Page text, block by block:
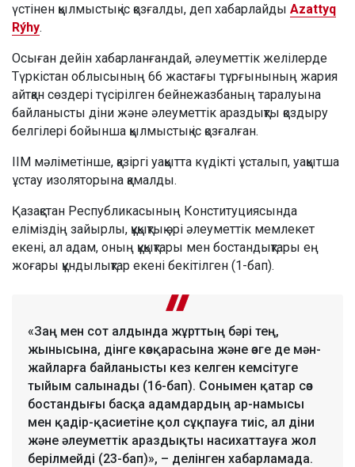
үстінен қылмыстық іс қозғалды, деп хабарлайды Azattyq
Rýhy.
Осыған дейін хабарланғандай, әлеуметтік желілерде
Түркістан облысының 66 жастағы тұрғынының жария
айтқан сөздері түсірілген бейнежазбаның таралуына
байланысты діни және әлеуметтік араздықты қоздыру
белгілері бойынша қылмыстық іс қозғалған.
ІІМ мәліметінше, қазіргі уақытта күдікті ұсталып, уақытша
ұстау изоляторына қамалды.
Қазақстан Республикасының Конституциясында
еліміздің зайырлы, құқықтық әрі әлеуметтік мемлекет
екені, ал адам, оның құқықтары мен бостандықтары ең
жоғары құндылықтар екені бекітілген (1-бап).
«Заң мен сот алдында жұрттың бәрі тең,
жынысына, дінге көзқарасына және өзге де мән-
жайларға байланысты кез келген кемсітуге
тыйым салынады (16-бап). Сонымен қатар сөз
бостандығы басқа адамдардың ар-намысы
мен қадір-қасиетіне қол сұқпауға тиіс, ал діни
және әлеуметтік араздықты насихаттауға жол
берілмейді (23-бап)», – делінген хабарламада.